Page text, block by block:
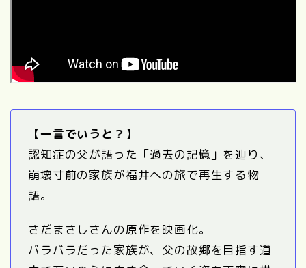
【一言でいうと？】
認知症の父が語った「過去の記憶」を辿り、
崩壊寸前の家族が福井への旅で再生する物
語。
さだまさしさんの原作を映画化。
バラバラだった家族が、父の故郷を目指す道